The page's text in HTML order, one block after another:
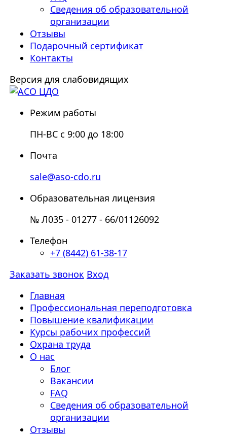
Сведения об образовательной
организации
Отзывы
Подарочный сертификат
Контакты
Версия для слабовидящих
Режим работы
ПН-ВС с 9:00 до 18:00
Почта
sale@aso-cdo.ru
Образовательная лицензия
№ Л035 - 01277 - 66/01126092
Телефон
+7 (8442) 61-38-17
Заказать звонок Вход
Главная
Профессиональная переподготовка
Повышение квалификации
Курсы рабочих профессий
Охрана труда
О нас
Блог
Вакансии
FAQ
Сведения об образовательной
организации
Отзывы